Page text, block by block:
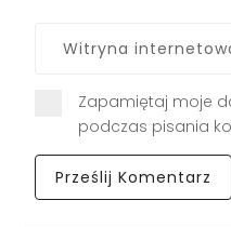
Zapamiętaj moje
podczas pisania